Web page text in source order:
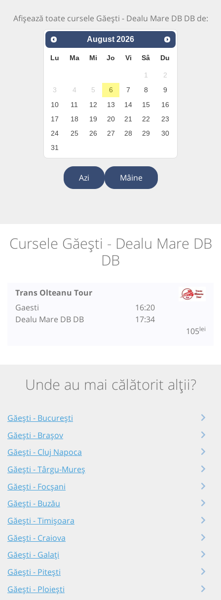
Afișează toate cursele Găești - Dealu Mare DB DB de:
August 2026
Lu Ma Mi Jo Vi Sâ Du
1
2
3
4 5 6 7 8
9
10
11 12 13 14 15
16
17
18 19 20 21 22
23
24
25 26 27 28 29
30
31
Azi Mâine
Cursele Găești - Dealu Mare DB
DB
Trans Olteanu Tour
Gaesti
Dealu Mare DB DB
16:20
17:34
105lei
Unde au mai călătorit alții?
Găești - București
Găești - Brașov
Găești - Cluj Napoca
Găești - Târgu-Mureș
Găești - Focșani
Găești - Buzău
Găești - Timișoara
Găești - Craiova
Găești - Galați
Găești - Pitești
Găești - Ploiești